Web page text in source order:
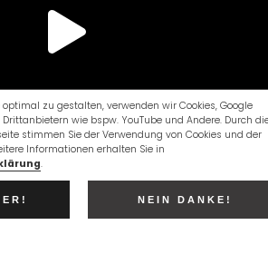
zu gestalten, verwenden wir Cookies, Google
wie bspw. YouTube und Andere. Durch
stimmen Sie der Verwendung von Cookies und der
Informationen erhalten Sie in
.
NEIN DANKE!